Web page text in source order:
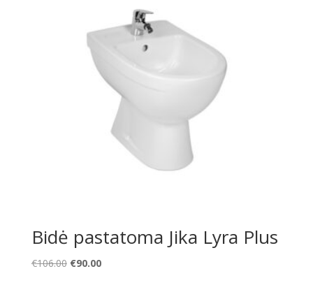
Bidė pastatoma Jika Lyra Plus
€106.00 Original
€90.00Current